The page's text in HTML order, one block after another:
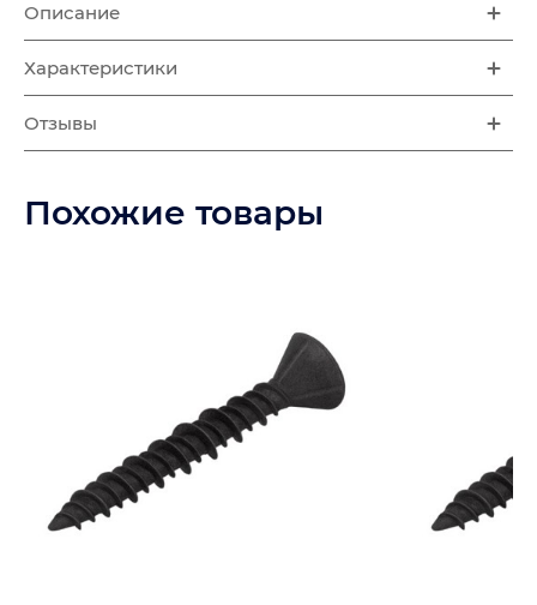
Описание
Характеристики
Отзывы
Похожие товары